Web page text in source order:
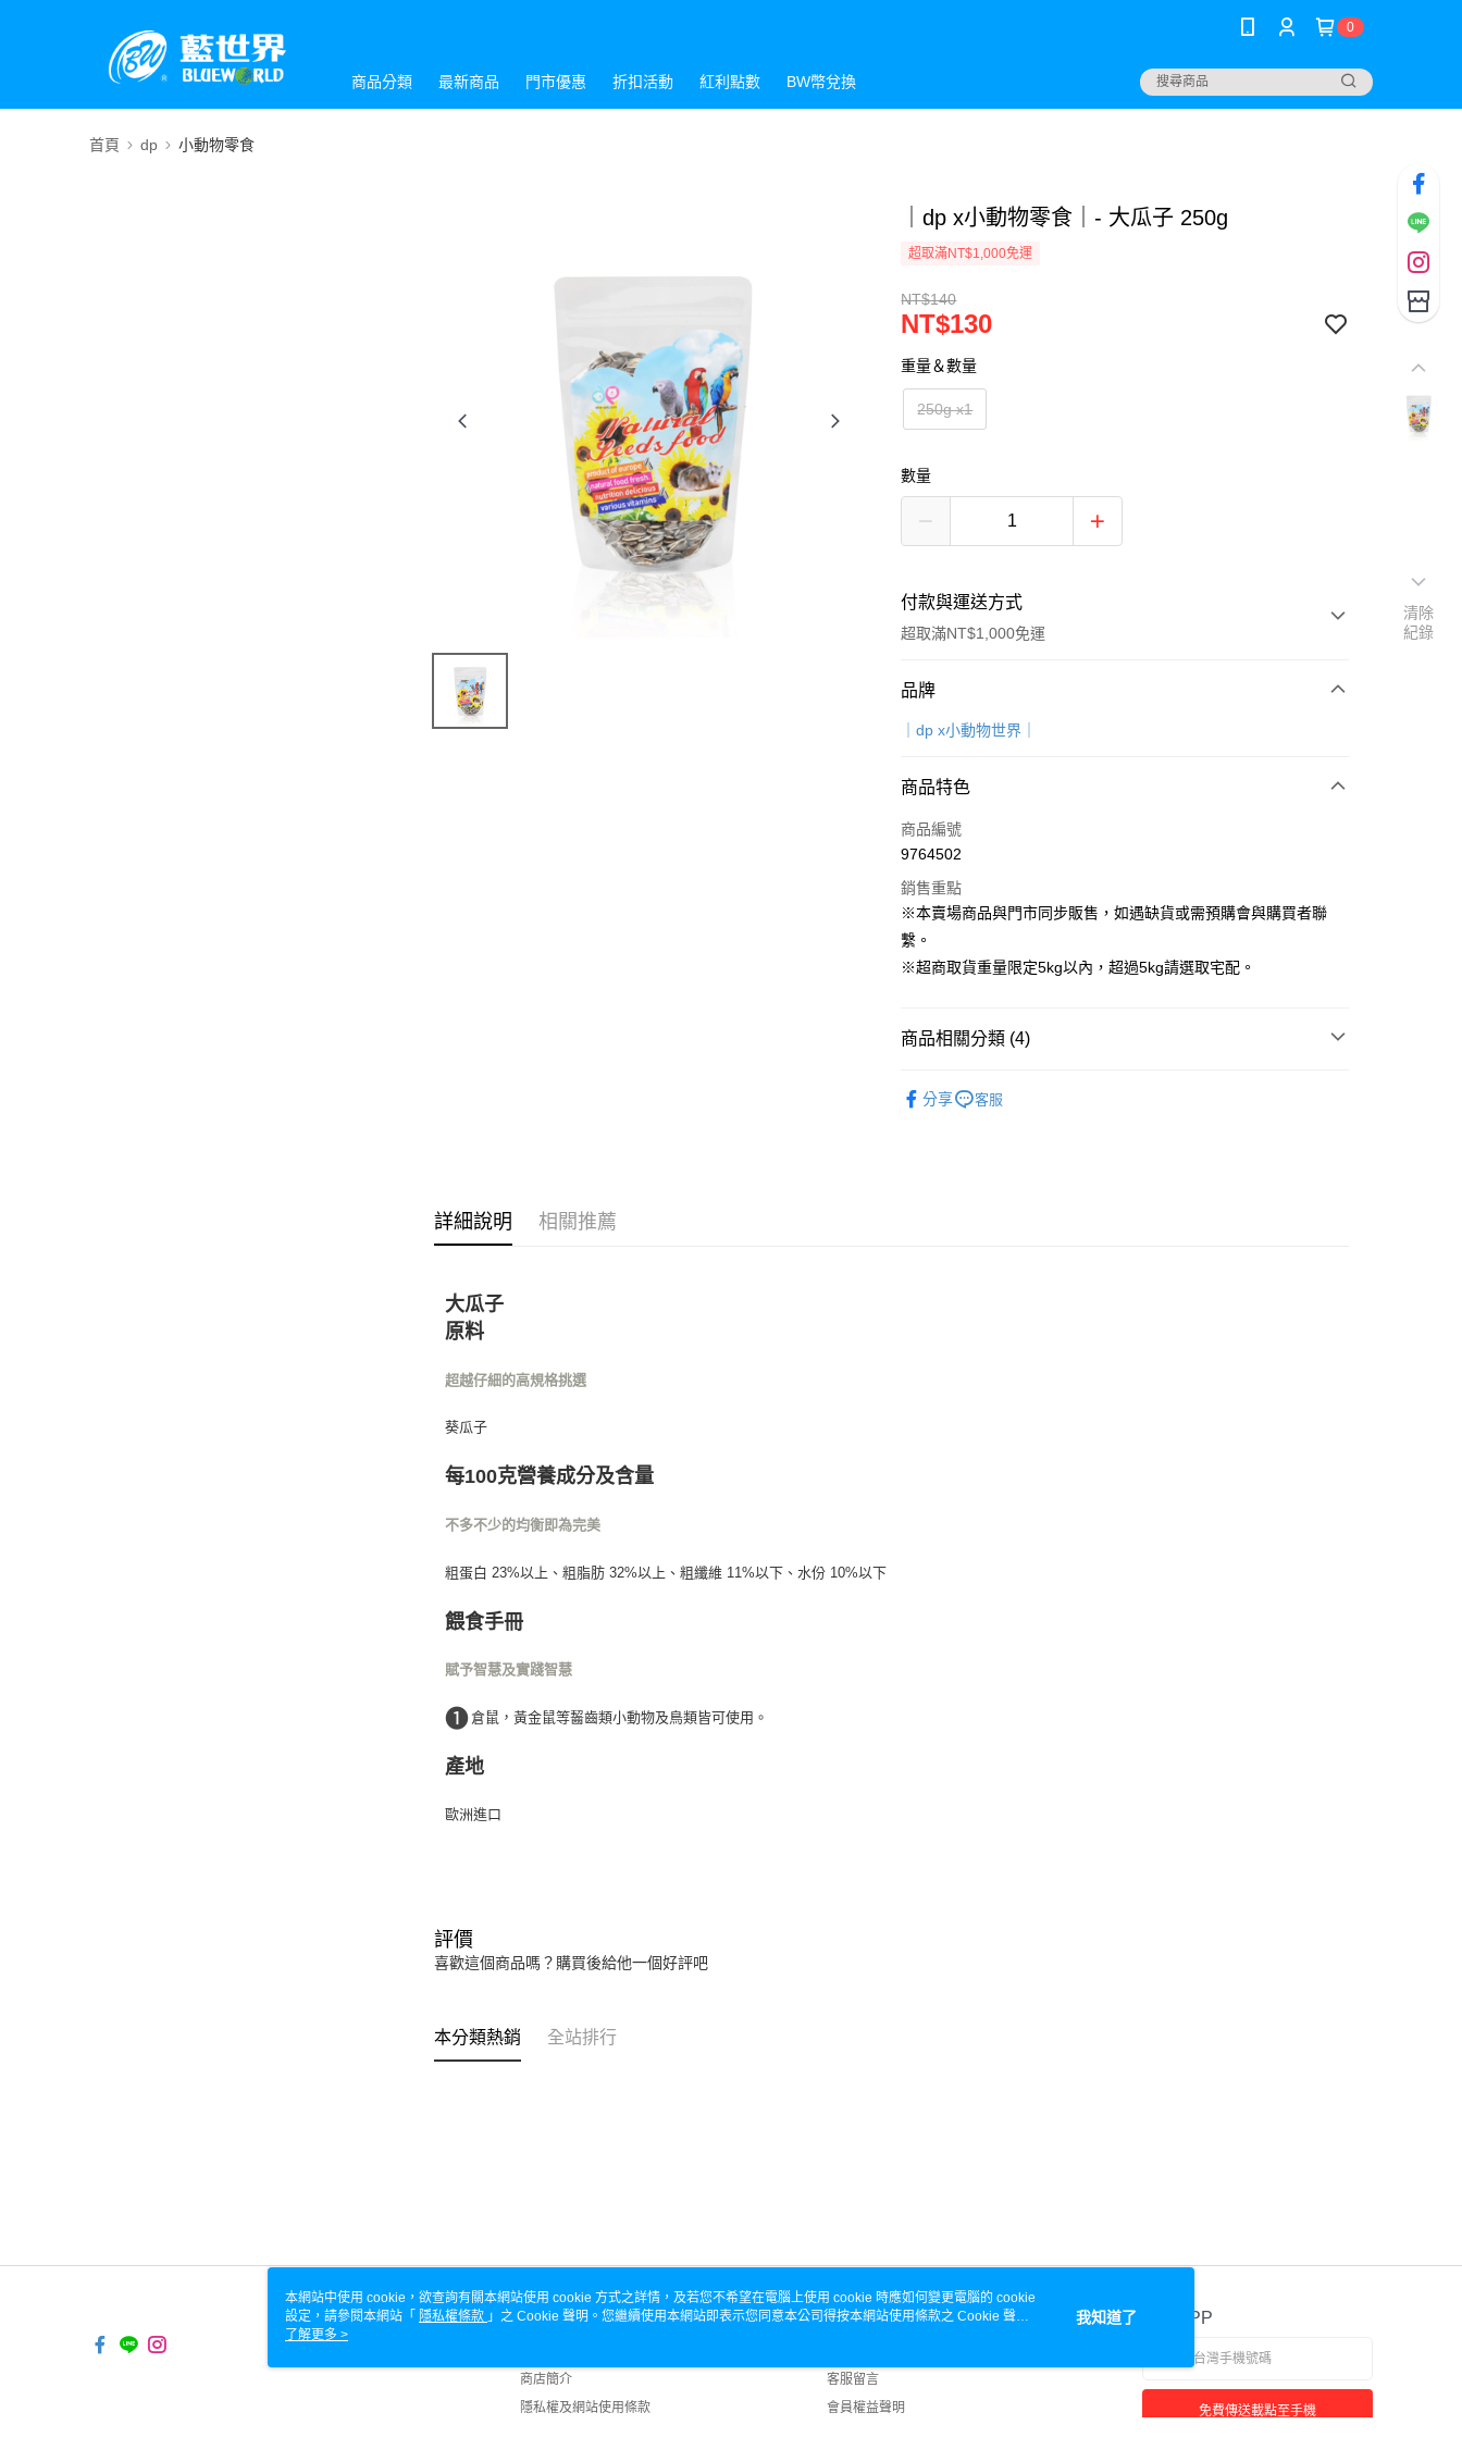
0
商品分類 最新商品 門市優惠 折扣活動 紅利點數 BW幣兌換
首頁 dp 小動物零食
｜dp x小動物零食｜- 大瓜子 250g
超取滿NT$1,000免運
NT$140
NT$130
重量＆數量
250g x1
數量
付款與運送方式
超取滿NT$1,000免運
付款方式
信用卡一次付款
Apple Pay
街口支付
Google Pay
全家取貨付款
7-11取貨付款
品牌
｜dp x小動物世界｜
商品特色
商品編號
9764502
銷售重點
※本賣場商品與門市同步販售，如遇缺貨或需預購會與購買者聯
繫。
※超商取貨重量限定5kg以內，超過5kg請選取宅配。
商品相關分類 (4)
分享 客服
詳細說明 相關推薦
大瓜子
原料
超越仔細的高規格挑選
葵瓜子
每100克營養成分及含量
不多不少的均衡即為完美
粗蛋白 23%以上、粗脂肪 32%以上、粗纖維 11%以下、水份 10%以下
餵食手冊
賦予智慧及實踐智慧
❶ 倉鼠，黃金鼠等齧齒類小動物及鳥類皆可使用。
產地
歐洲進口
評價
喜歡這個商品嗎？購買後給他一個好評吧
本分類熱銷 全站排行
關於我們
商店簡介
隱私權及網站使用條款
客服資訊
客服留言
會員權益聲明
官方APP
免費傳送載點至手機
清除
紀錄
本網站中使用 cookie，欲查詢有關本網站使用 cookie 方式之詳情，及若您不希望在電腦上使用 cookie 時應如何變更電腦的 cookie
設定，請參閱本網站「 隱私權條款 」之 Cookie 聲明。您繼續使用本網站即表示您同意本公司得按本網站使用條款之 Cookie 聲明
使用 cookie。
了解更多 >
我知道了